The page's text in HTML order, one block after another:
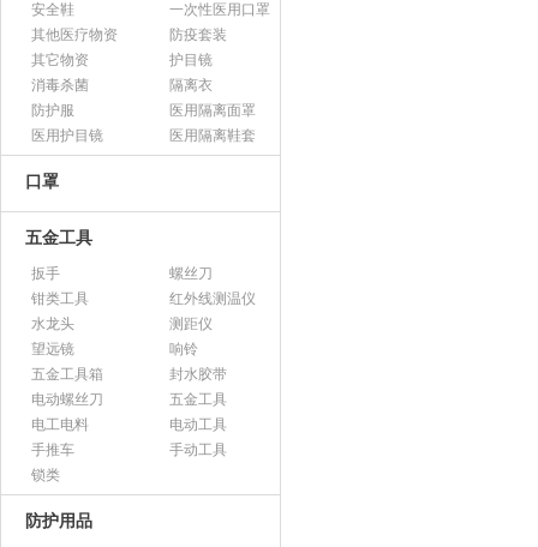
安全鞋
一次性医用口罩
其他医疗物资
防疫套装
其它物资
护目镜
消毒杀菌
隔离衣
防护服
医用隔离面罩
医用护目镜
医用隔离鞋套
口罩
五金工具
扳手
螺丝刀
钳类工具
红外线测温仪
水龙头
测距仪
望远镜
响铃
五金工具箱
封水胶带
电动螺丝刀
五金工具
电工电料
电动工具
手推车
手动工具
锁类
防护用品